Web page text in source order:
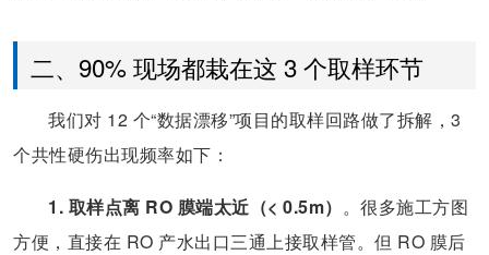
二、90% 现场都栽在这 3 个取样环节
我们对 12 个“数据漂移”项目的取样回路做了拆解，3
个共性硬伤出现频率如下：
1. 取样点离 RO 膜端太近（< 0.5m） 。很多施工方图
方便，直接在 RO 产水出口三通上接取样管。但 RO 膜后